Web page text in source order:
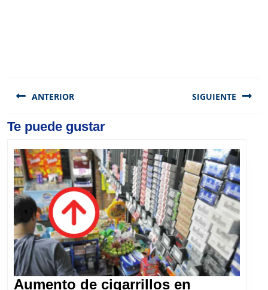
de
ANTERIOR
Previous
SIGUIENTE
Te puede gustar
Aumento de cigarrillos en